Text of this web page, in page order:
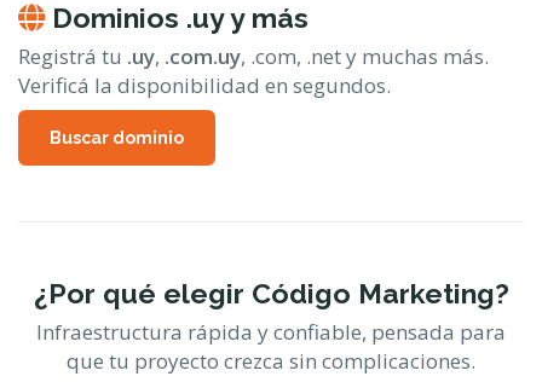
Dominios .uy y más
Registrá tu .uy, .com.uy, .com, .net y muchas más.
Verificá la disponibilidad en segundos.
Buscar dominio
¿Por qué elegir Código Marketing?
Infraestructura rápida y confiable, pensada para
que tu proyecto crezca sin complicaciones.